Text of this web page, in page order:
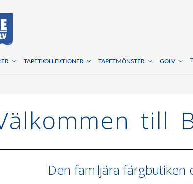
till
Den familjära färgbutiken
TAPETKOLLEKTIONER TAPETMÖNSTER GOLV